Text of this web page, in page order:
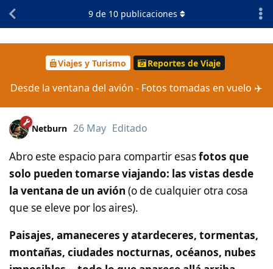
Viajes y Turismo Reportes de Viaje
Desde la ventana del avión - Fotos tomadas en vuelo ✈️
9de 10publicaciones
Netburn 26 May Editado
Abro este espacio para compartir esasfotos que
solo pueden tomarse viajando: las vistas desde
la ventana de un avión (o de cualquier otra cosa
que se eleve por los aires).
Paisajes, amaneceres y atardeceres, tormentas,
montañas, ciudades nocturnas, océanos, nubes